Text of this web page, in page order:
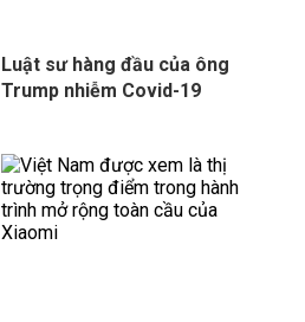
Luật sư hàng đầu của ông
Trump nhiễm Covid-19